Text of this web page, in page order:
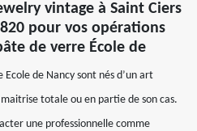
vintage à Saint Ciers
pour vos opérations
de verre École de
de Nancy sont nés d’un art
totale ou en partie de son cas.
une professionnelle comme